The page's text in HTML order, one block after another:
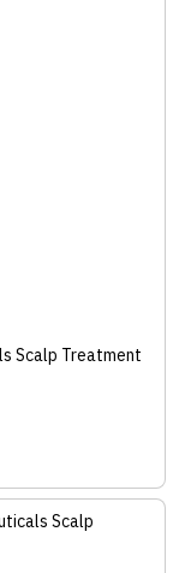
Scalp Treatment